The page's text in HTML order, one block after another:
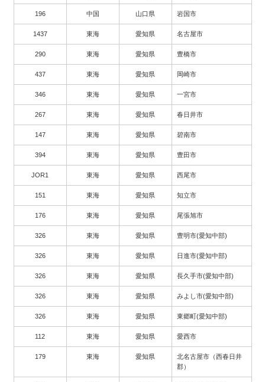
196 中国 山口県 岩国市
1437 東海 愛知県 名古屋市
290 東海 愛知県 豊橋市
437 東海 愛知県 岡崎市
346 東海 愛知県 一宮市
267 東海 愛知県 春日井市
147 東海 愛知県 碧南市
394 東海 愛知県 豊田市
JOR1 東海 愛知県 西尾市
151 東海 愛知県 知立市
176 東海 愛知県 尾張旭市
326 東海 愛知県 豊明市(愛知中部)
326 東海 愛知県 日進市(愛知中部)
326 東海 愛知県 長久手市(愛知中部)
326 東海 愛知県 みよし市(愛知中部)
326 東海 愛知県 東郷町(愛知中部)
112 東海 愛知県 愛西市
179 東海 愛知県
北名古屋市（西春日井
郡）